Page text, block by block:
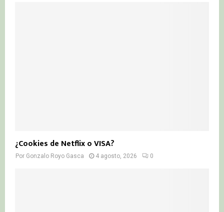
¿Cookies de Netflix o VISA?
Por Gonzalo Royo Gasca 4 agosto, 2026 0